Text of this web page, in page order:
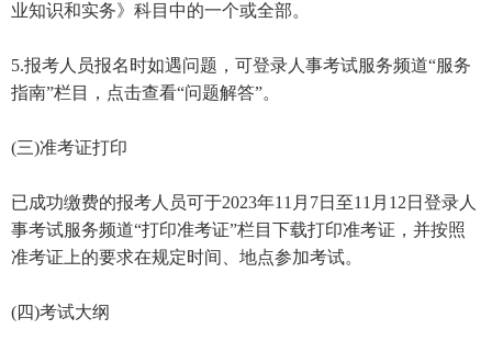
业知识和实务》科目中的一个或全部。
5.报考人员报名时如遇问题，可登录人事考试服务频道“服务
指南”栏目，点击查看“问题解答”。
(三)准考证打印
已成功缴费的报考人员可于2023年11月7日至11月12日登录人
事考试服务频道“打印准考证”栏目下载打印准考证，并按照
准考证上的要求在规定时间、地点参加考试。
(四)考试大纲